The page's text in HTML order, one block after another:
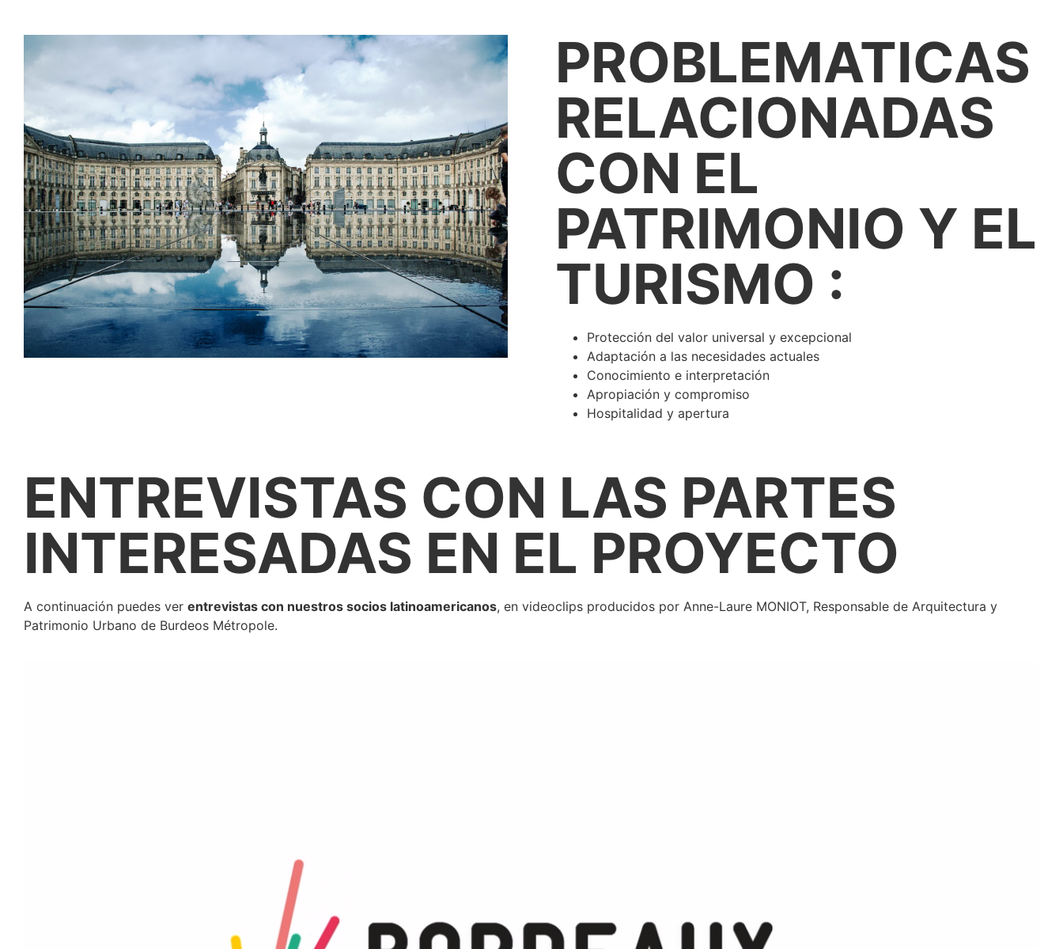
PROBLEMATICAS
RELACIONADAS
CON EL
PATRIMONIO Y EL
TURISMO :
Protección del valor universal y excepcional
Adaptación a las necesidades actuales
Conocimiento e interpretación
Apropiación y compromiso
Hospitalidad y apertura
ENTREVISTAS CON LAS PARTES
INTERESADAS EN EL PROYECTO
A continuación puedes ver entrevistas con nuestros socios latinoamericanos, en videoclips producidos por Anne-Laure MONIOT, Responsable de Arquitectura y
Patrimonio Urbano de Burdeos Métropole.